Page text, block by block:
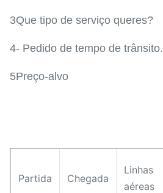
3Que tipo de serviço queres?
4- Pedido de tempo de trânsito.
5Preço-alvo
Partida Chegada
Linhas
aéreas